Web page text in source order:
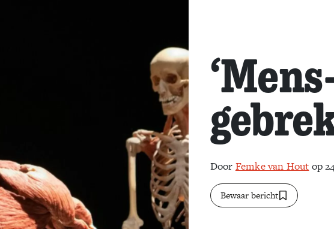
Door Femke van Hout op
Bewaar bericht